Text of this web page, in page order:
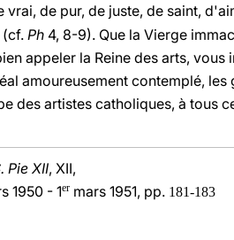
de pur, de juste, de saint,
(cf.Ph 4, 8-9). Que la Vierge
appeler la Reine des arts,
amoureusement contemplé,
des artistes catholiques, à tous
Pie XII, XII,
1950 - 1er mars 1951, pp. 181-183